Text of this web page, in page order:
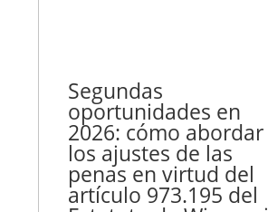
Segundas
oportunidades en
2026: cómo abordar
los ajustes de las
penas en virtud del
artículo 973.195 del